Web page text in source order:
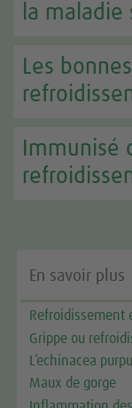
la maladie
Les
Immunisé
En savoir plus
Refroidissement
Grippe ou
L’echinacea
Maux de gorge